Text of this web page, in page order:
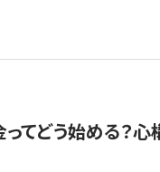
ってどう始める？